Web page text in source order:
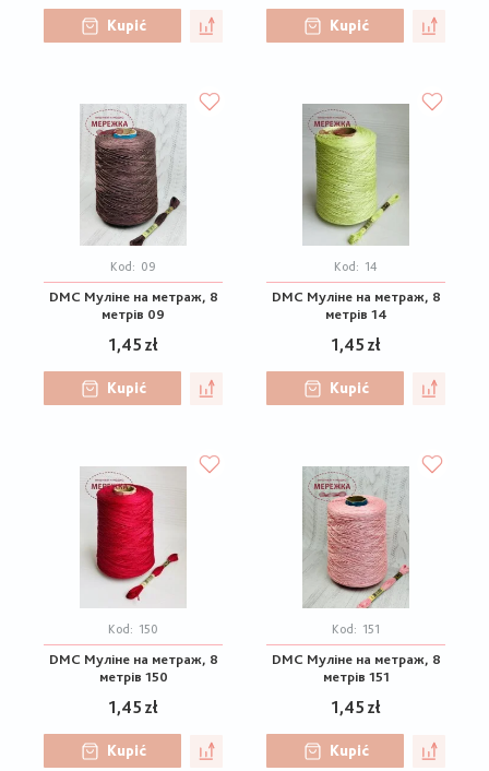
Kupić Kupić
Kod: 09
DMC Муліне на метраж, 8
метрів 09
1,45 zł
Kupić
Kod: 14
DMC Муліне на метраж, 8
метрів 14
1,45 zł
Kupić
Kod: 150
DMC Муліне на метраж, 8
метрів 150
1,45 zł
Kupić
Kod: 151
DMC Муліне на метраж, 8
метрів 151
1,45 zł
Kupić